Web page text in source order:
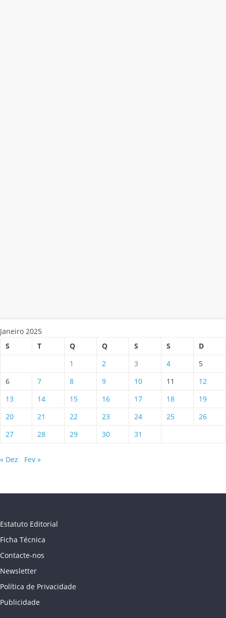
Janeiro 2025
S
T Q Q S S
D
1
2 3 4
5
6
7 8 9 10 11
12
13
14 15 16 17 18
19
20
21 22 23 24 25
26
27
28 29 30 31
« Dez Fev »
Estatuto Editorial
Ficha Técnica
Contacte-nos
Newsletter
Política de Privacidade
Publicidade